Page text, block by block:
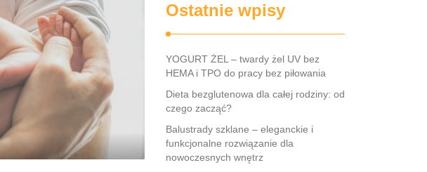
Ostatnie wpisy
YOGURT ŻEL – twardy żel UV bez
HEMA i TPO do pracy bez piłowania
Dieta bezglutenowa dla całej rodziny: od
czego zacząć?
Balustrady szklane – eleganckie i
funkcjonalne rozwiązanie dla
nowoczesnych wnętrz